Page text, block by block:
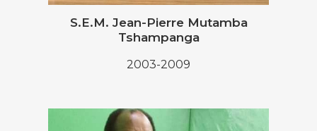
S.E.M. Jean-Pierre Mutamba
Tshampanga
2003-2009